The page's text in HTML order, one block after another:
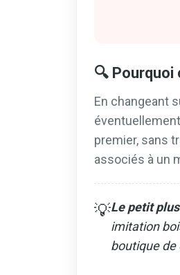
🔍
En changeant
premier, sans
associés à un
💡Le petit
imitation
boutique de